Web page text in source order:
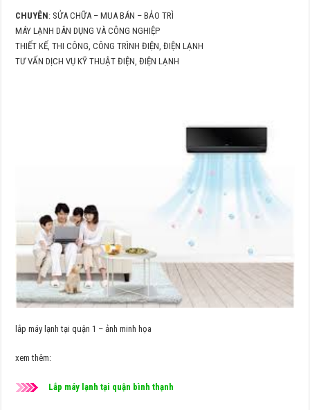
CHUYÊN: SỬA CHỮA – MUA BÁN – BẢO TRÌ
MÁY LẠNH DÂN DỤNG VÀ CÔNG NGHIỆP
THIẾT KẾ, THI CÔNG, CÔNG TRÌNH ĐIỆN, ĐIỆN LẠNH
TƯ VẤN DỊCH VỤ KỸ THUẬT ĐIỆN, ĐIỆN LẠNH
lắp máy lạnh tại quận 1 – ảnh minh họa
xem thêm:
Lắp máy lạnh tại quận bình thạnh